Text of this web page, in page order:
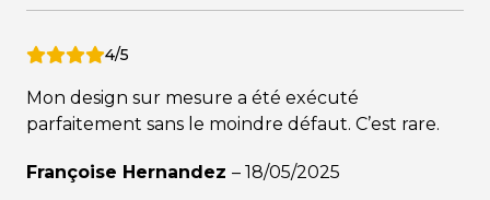
4/5
Mon design sur mesure a été exécuté
parfaitement sans le moindre défaut. C’est rare.
Françoise Hernandez – 18/05/2025